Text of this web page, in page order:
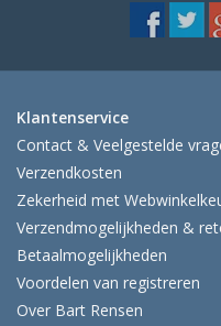
Klantenservice
Contact & Veelgestelde
Verzendkosten
Zekerheid met
Verzendmogelijkheden &
Betaalmogelijkheden
Voordelen van registreren
Over Bart Rensen